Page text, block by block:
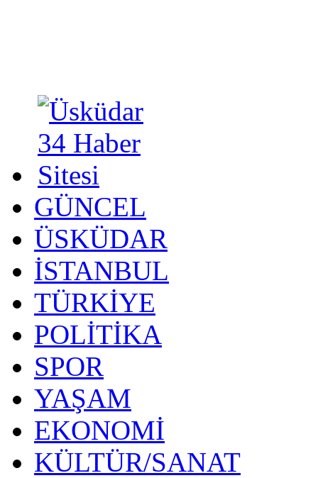
GÜNCEL
ÜSKÜDAR
İSTANBUL
TÜRKİYE
POLİTİKA
SPOR
YAŞAM
EKONOMİ
KÜLTÜR/SANAT